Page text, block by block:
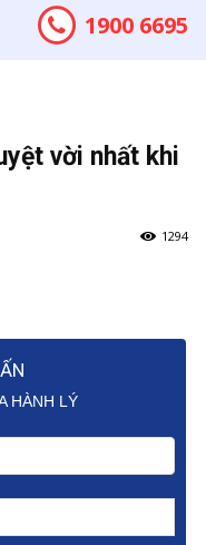
1900 6695
vời nhất khi
1294
HÀNH LÝ